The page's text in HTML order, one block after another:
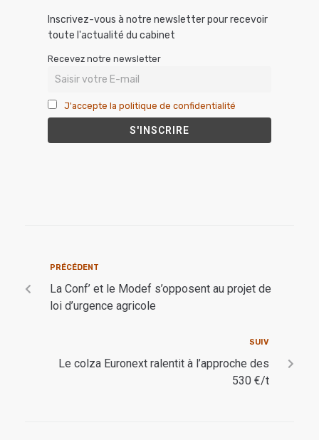
Inscrivez-vous à notre newsletter pour recevoir
toute l'actualité du cabinet
Recevez notre newsletter
J'accepte la politique de confidentialité
PRÉCÉDENT
La Conf’ et le Modef s’opposent au projet de
loi d’urgence agricole
SUIV
Le colza Euronext ralentit à l’approche des
530 €/t